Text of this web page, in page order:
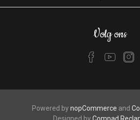
Volg ons
Powered bynopCommerce and